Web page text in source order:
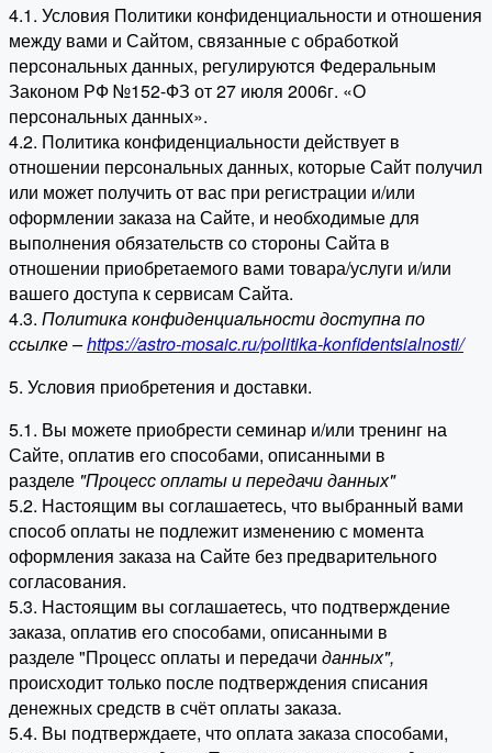
4.1. Условия Политики конфиденциальности и отношения
между вами и Сайтом, связанные с обработкой
персональных данных, регулируются Федеральным
Законом РФ №152-ФЗ от 27 июля 2006г. «О
персональных данных».
4.2. Политика конфиденциальности действует в
отношении персональных данных, которые Сайт получил
или может получить от вас при регистрации и/или
оформлении заказа на Сайте, и необходимые для
выполнения обязательств со стороны Сайта в
отношении приобретаемого вами товара/услуги и/или
вашего доступа к сервисам Сайта.
4.3. Политика конфиденциальности доступна по
ссылке –https://astro-mosaic.ru/politika-konfidentsialnosti/
5. Условия приобретения и доставки.
5.1. Вы можете приобрести семинар и/или тренинг на
Сайте, оплатив его способами, описанными в
разделе "Процесс оплаты и передачи данных"
5.2. Настоящим вы соглашаетесь, что выбранный вами
способ оплаты не подлежит изменению с момента
оформления заказа на Сайте без предварительного
согласования.
5.3. Настоящим вы соглашаетесь, что подтверждение
заказа, оплатив его способами, описанными в
разделе "Процесс оплаты и передачи данных",
происходит только после подтверждения списания
денежных средств в счёт оплаты заказа.
5.4. Вы подтверждаете, что оплата заказа способами,